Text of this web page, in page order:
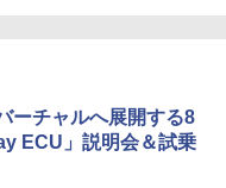
ーチャルへ展開する8
ECU」説明会＆試乗